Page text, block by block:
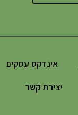
אינדקס עסקים
יצירת קשר